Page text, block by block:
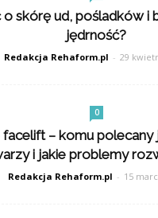
o skórę ud, pośladków i
jędrność?
Redakcja Rehaform.pl - 29
0
facelift – komu polecany
i jakie problemy
Redakcja Rehaform.pl - 15